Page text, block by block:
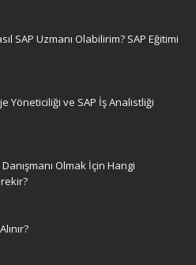
SAP Uzmanı Olabilirim? SAP Eğitimi
Yöneticiliği ve SAP İş Analistliği
Danışmanı Olmak İçin Hangi